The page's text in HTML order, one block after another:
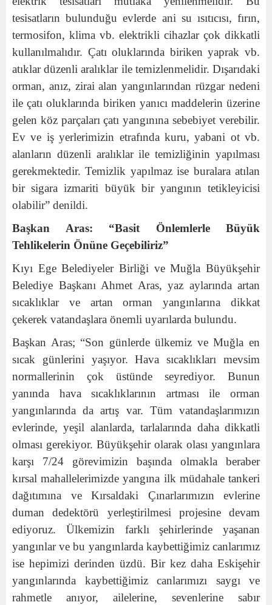
tesisatların bulunduğu evlerde ani su ısıtıcısı, fırın,
termosifon, klima vb. elektrikli cihazlar çok dikkatli
kullanılmalıdır. Çatı oluklarında biriken yaprak vb.
atıklar düzenli aralıklar ile temizlenmelidir. Dışarıdaki
orman, anız, zirai alan yangınlarından rüzgar nedeni
ile çatı oluklarında biriken yanıcı maddelerin üzerine
gelen köz parçaları çatı yangınına sebebiyet verebilir.
Ev ve iş yerlerimizin etrafında kuru, yabani ot vb.
alanların düzenli aralıklar ile temizliğinin yapılması
gerekmektedir. Temizlik yapılmaz ise buralara atılan
bir sigara izmariti büyük bir yangının tetikleyicisi
olabilir” denildi.
Başkan Aras: “Basit Önlemlerle Büyük
Tehlikelerin Önüne Geçebiliriz”
Kıyı Ege Belediyeler Birliği ve Muğla Büyükşehir
Belediye Başkanı Ahmet Aras, yaz aylarında artan
sıcaklıklar ve artan orman yangınlarına dikkat
çekerek vatandaşlara önemli uyarılarda bulundu.
Başkan Aras; “Son günlerde ülkemiz ve Muğla en
sıcak günlerini yaşıyor. Hava sıcaklıkları mevsim
normallerinin çok üstünde seyrediyor. Bunun
yanında hava sıcaklıklarının artması ile orman
yangınlarında da artış var. Tüm vatandaşlarımızın
evlerinde, yeşil alanlarda, tarlalarında daha dikkatli
olması gerekiyor. Büyükşehir olarak olası yangınlara
karşı 7/24 görevimizin başında olmakla beraber
kırsal mahallelerimizde yangına ilk müdahale tankeri
dağıtımına ve Kırsaldaki Çınarlarımızın evlerine
duman dedektörü yerleştirilmesi projesine devam
ediyoruz. Ülkemizin farklı şehirlerinde yaşanan
yangınlar ve bu yangınlarda kaybettiğimiz canlarımız
ise hepimizi derinden üzdü. Bir kez daha Eskişehir
yangınlarında kaybettiğimiz canlarımızı saygı ve
rahmetle anıyor, ailelerine, sevenlerine sabır